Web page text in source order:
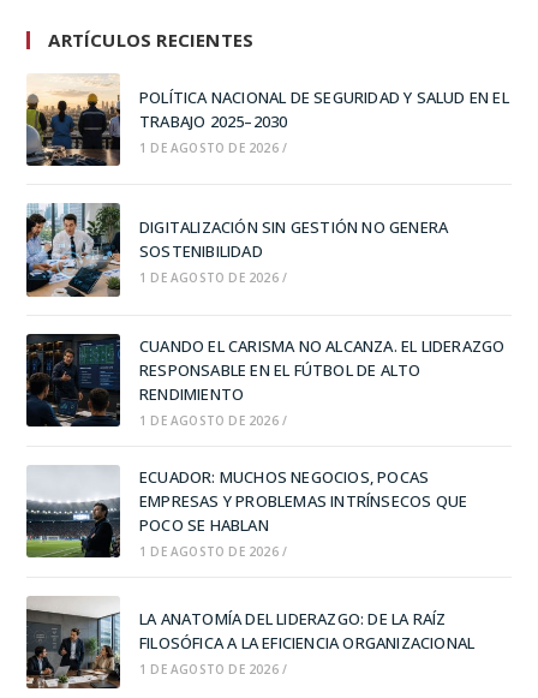
ARTÍCULOS RECIENTES
POLÍTICA NACIONAL DE SEGURIDAD Y SALUD EN EL
TRABAJO 2025–2030
1 DE AGOSTO DE 2026 /
DIGITALIZACIÓN SIN GESTIÓN NO GENERA
SOSTENIBILIDAD
1 DE AGOSTO DE 2026 /
CUANDO EL CARISMA NO ALCANZA. EL LIDERAZGO
RESPONSABLE EN EL FÚTBOL DE ALTO
RENDIMIENTO
1 DE AGOSTO DE 2026 /
ECUADOR: MUCHOS NEGOCIOS, POCAS
EMPRESAS Y PROBLEMAS INTRÍNSECOS QUE
POCO SE HABLAN
1 DE AGOSTO DE 2026 /
LA ANATOMÍA DEL LIDERAZGO: DE LA RAÍZ
FILOSÓFICA A LA EFICIENCIA ORGANIZACIONAL
1 DE AGOSTO DE 2026 /